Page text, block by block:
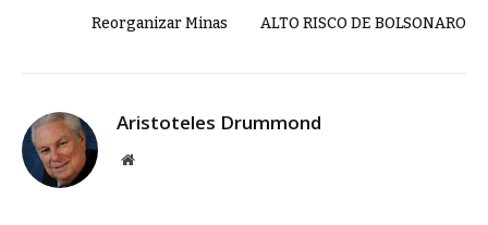
Reorganizar Minas ALTO RISCO DE BOLSONARO
Aristoteles Drummond
Site